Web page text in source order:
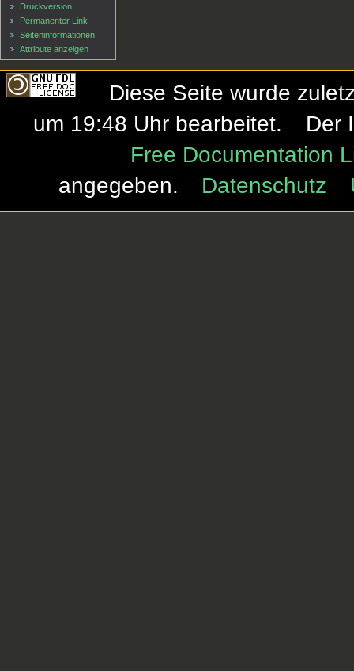
Druckversion
Permanenter Link
Seiten­informationen
Attribute anzeigen
Diese Seite wurde
um 19:48 Uhr bearbeitet.
Der
Free Documentation
angegeben.
Datenschutz